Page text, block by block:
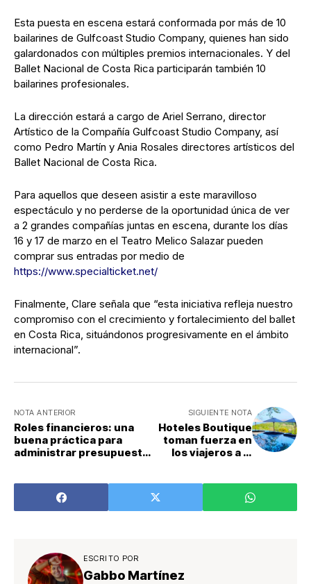
Esta puesta en escena estará conformada por más de 10
bailarines de Gulfcoast Studio Company, quienes han sido
galardonados con múltiples premios internacionales. Y del
Ballet Nacional de Costa Rica participarán también 10
bailarines profesionales.
La dirección estará a cargo de Ariel Serrano, director
Artístico de la Compañía Gulfcoast Studio Company, así
como Pedro Martín y Ania Rosales directores artísticos del
Ballet Nacional de Costa Rica.
Para aquellos que deseen asistir a este maravilloso
espectáculo y no perderse de la oportunidad única de ver
a 2 grandes compañías juntas en escena, durante los días
16 y 17 de marzo en el Teatro Melico Salazar pueden
comprar sus entradas por medio de
https://www.specialticket.net/
Finalmente, Clare señala que “esta iniciativa refleja nuestro
compromiso con el crecimiento y fortalecimiento del ballet
en Costa Rica, situándonos progresivamente en el ámbito
internacional”.
NOTA ANTERIOR
Roles financieros: una
buena práctica para
administrar presupuestos
SIGUIENTE NOTA
Hoteles Boutique
toman fuerza en
los viajeros a la
que ofrecen
ESCRITO POR
Gabbo Martínez